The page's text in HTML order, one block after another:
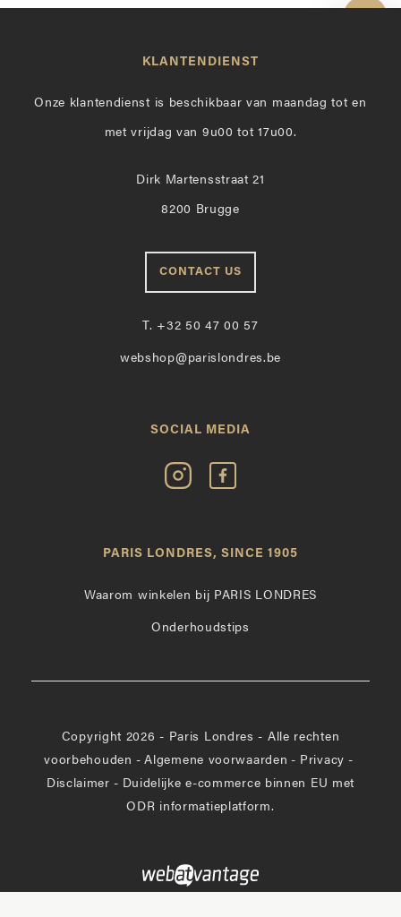
KLANTENDIENST
Onze klantendienst is beschikbaar van maandag tot en
met vrijdag van 9u00 tot 17u00.
Dirk Martensstraat 21
8200 Brugge
CONTACT US
T. +32 50 47 00 57
webshop@parislondres.be
SOCIAL MEDIA
Volg
Paris
Instagram
Vind
op
PARIS LONDRES, SINCE 1905
Waarom winkelen bij PARIS LONDRES
Onderhoudstips
Copyright 2026 - Paris Londres - Alle rechten
voorbehouden - Algemene voorwaarden - Privacy -
Disclaimer - Duidelijke e-commerce binnen EU met
ODR informatieplatform.